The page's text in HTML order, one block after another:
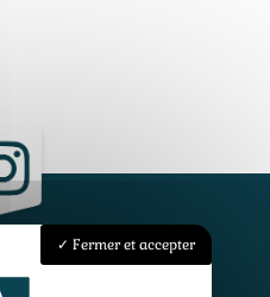
Fermer et accepter